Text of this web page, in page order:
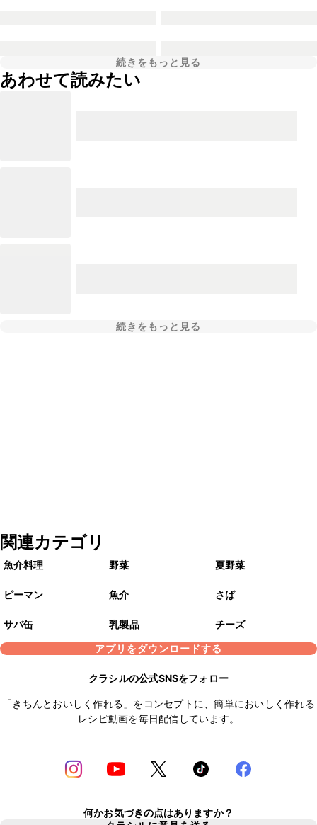
続きをもっと見る
あわせて読みたい
続きをもっと見る
関連カテゴリ
魚介料理 野菜 夏野菜
ピーマン 魚介 さば
サバ缶 乳製品
チーズ
アプリをダウンロードする
クラシルの公式SNSをフォロー
「きちんとおいしく作れる」をコンセプトに、簡単においしく作れる
レシピ動画を毎日配信しています。
何かお気づきの点はありますか？